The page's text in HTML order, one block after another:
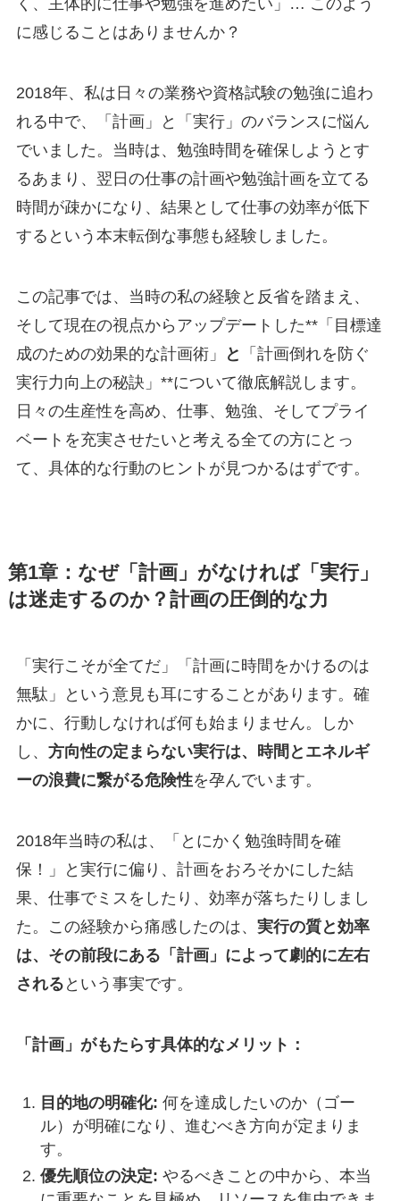
く、主体的に仕事や勉強を進めたい」… このよう
に感じることはありませんか？
2018年、私は日々の業務や資格試験の勉強に追わ
れる中で、「計画」と「実行」のバランスに悩ん
でいました。当時は、勉強時間を確保しようとす
るあまり、翌日の仕事の計画や勉強計画を立てる
時間が疎かになり、結果として仕事の効率が低下
するという本末転倒な事態も経験しました。
この記事では、当時の私の経験と反省を踏まえ、
そして現在の視点からアップデートした**「目標達
成のための効果的な計画術」
と
「計画倒れを防ぐ
実行力向上の秘訣」**について徹底解説します。
日々の生産性を高め、仕事、勉強、そしてプライ
ベートを充実させたいと考える全ての方にとっ
て、具体的な行動のヒントが見つかるはずです。
第1章：なぜ「計画」がなければ「実行」
は迷走するのか？計画の圧倒的な力
「実行こそが全てだ」「計画に時間をかけるのは
無駄」という意見も耳にすることがあります。確
かに、行動しなければ何も始まりません。しか
し、 方向性の定まらない実行は、時間とエネルギ
ーの浪費に繋がる危険性を孕んでいます。
2018年当時の私は、「とにかく勉強時間を確
保！」と実行に偏り、計画をおろそかにした結
果、仕事でミスをしたり、効率が落ちたりしまし
た。この経験から痛感したのは、 実行の質と効率
は、その前段にある「計画」によって劇的に左右
される という事実です。
「計画」がもたらす具体的なメリット：
目的地の明確化: 何を達成したいのか（ゴー
ル）が明確になり、進むべき方向が定まりま
す。
優先順位の決定: やるべきことの中から、本当